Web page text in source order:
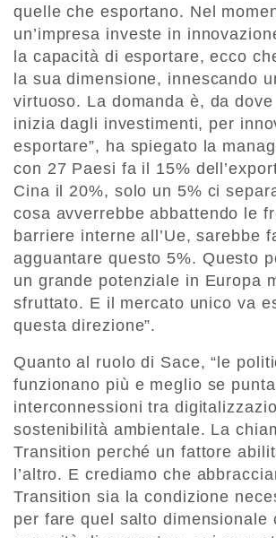
quelle che esportano. Nel
un’impresa investe in
la capacità di esportare, ecco
la sua dimensione, innescando
virtuoso. La domanda è, da
inizia dagli investimenti, per
esportare”, ha spiegato la
con 27 Paesi fa il 15%
Cina il 20%, solo un 5% ci
cosa avverrebbe abbattendo le
barriere interne all’Ue, sarebbe
agguantare questo 5%. Questo
un grande potenziale in Europa
sfruttato. E il mercato unico va
questa direzione”.
Quanto al ruolo di Sace, “le
funzionano più e meglio se
interconnessioni tra
sostenibilità ambientale. La
Transition perché un fattore
l’altro. E crediamo che
Transition sia la condizione
per fare quel salto dimensionale